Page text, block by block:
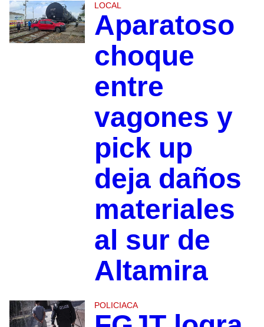
LOCAL
Aparatoso
choque
entre
vagones y
pick up
deja daños
materiales
al sur de
Altamira
POLICIACA